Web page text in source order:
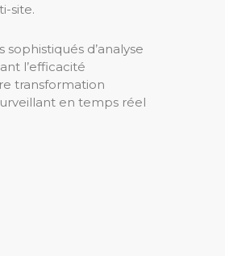
site.
d’analyse
l’efficacité
transformation
en temps réel